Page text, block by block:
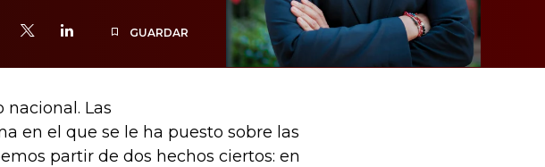
GUARDAR
Las
en el que se le ha puesto sobre las
partir de dos hechos ciertos: en